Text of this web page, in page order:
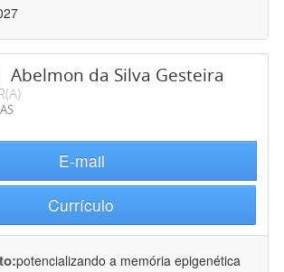
Abelmon da Silva Gesteira
E-mail
Currículo
potencializando a memória epigenética